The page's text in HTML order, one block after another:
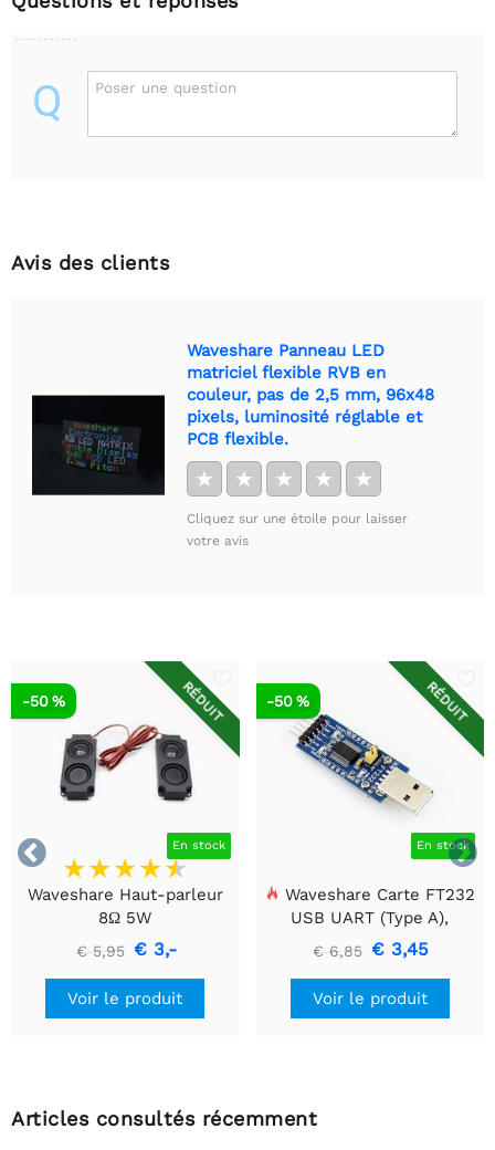
Q Poser une question
Avis des clients
Waveshare Panneau LED
matriciel flexible RVB en
couleur, pas de 2,5 mm, 96x48
pixels, luminosité réglable et
PCB flexible.
★ ★ ★ ★ ★
Cliquez sur une étoile pour laisser
votre avis


RÉDUIT
En stock
-50 %
Waveshare Haut-parleur
8Ω 5W
€ 5,95 € 3,-
Voir le produit
RÉDUIT
En stock
-50 %
Waveshare Carte FT232
USB UART (Type A),
Module de communication
USB vers TTL (UART)
€ 6,85 € 3,45
Voir le produit
Articles consultés récemment